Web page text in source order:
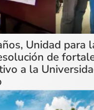
Unidad para
de
a la